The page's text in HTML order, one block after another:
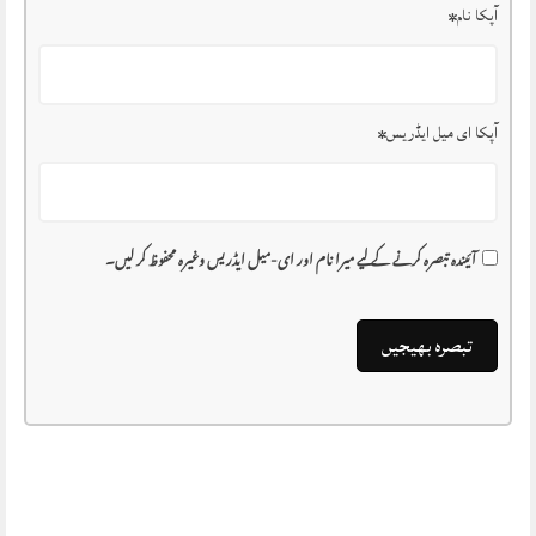
آپکا نام*
آپکا ای میل ایڈریس*
آئیندہ تبصرہ کرنے کے لیے میرا نام اور ای-میل ایڈریس وغیرہ محفوظ کر لیں۔